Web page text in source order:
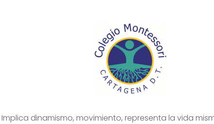
Implica dinamismo, movimiento, representa la vida